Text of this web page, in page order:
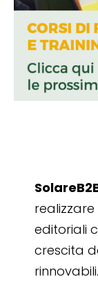
editoriali
crescita
rinnovabili.